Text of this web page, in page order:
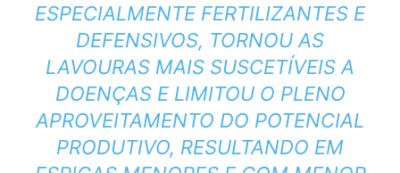
ESPECIALMENTE FERTILIZANTES E
DEFENSIVOS, TORNOU AS
LAVOURAS MAIS SUSCETÍVEIS A
DOENÇAS E LIMITOU O PLENO
APROVEITAMENTO DO POTENCIAL
PRODUTIVO, RESULTANDO EM